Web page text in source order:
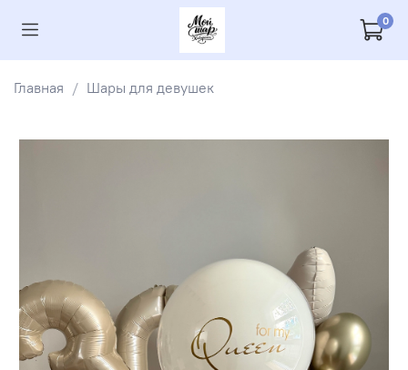
0
Главная Шары для девушек